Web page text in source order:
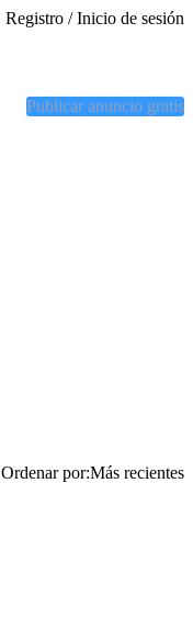
Registro / Inicio de sesión
Publicar anuncio gratis
Más recientes
Ordenar por: